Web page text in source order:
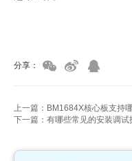
分享：